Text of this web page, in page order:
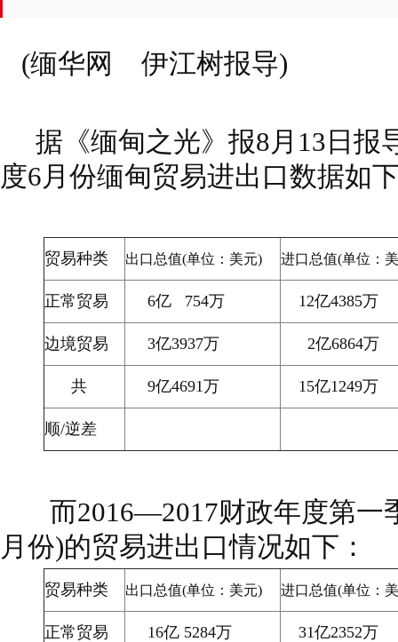
(缅华网 伊江树报导)
据《缅甸之光》报8月 13 日报
度6月份缅甸贸易进出口数据如
贸易种类 出口总值(单位：美元) 进口总值(单位：
正常贸易 6亿 754万 12亿4385万
边境贸易 3亿3937万 2亿6864万
共 9亿4691万 15亿1249万
顺/逆差
而2016—2017财政年度第一
月份)的贸易进出口情况如下：
贸易种类 出口总值(单位：美元) 进口总值(单位：
正常贸易 16亿 5284万 31亿2352万